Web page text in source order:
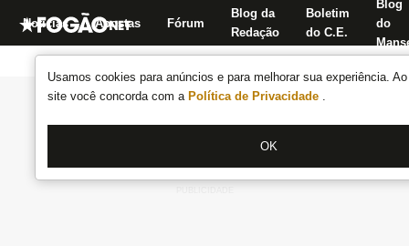
Usamos cookies para anúncios e para melhorar sua experiência.
site você concorda com a Política de Privacidade .
OK
Notícias Apostas Fórum
Blog da
Redação
Boletim
do C.E.
Blog
do